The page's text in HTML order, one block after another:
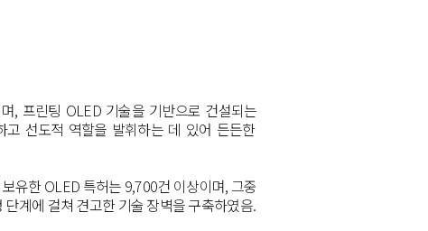
, 프린팅 OLED 기술을 기반으로 건설되는
선도적 역할을 발휘하는 데 있어 든든한
유한OLED 특허는 9,700건 이상이며, 그중
계에 걸쳐 견고한 기술 장벽을 구축하였음.